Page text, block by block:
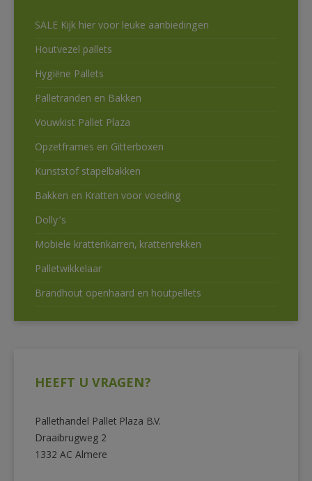
SALE Kijk hier voor leuke aanbiedingen
Houtvezel pallets
Hygiëne Pallets
Palletranden en Bakken
Vouwkist Pallet Plaza
Opzetframes en Gitterboxen
Kunststof stapelbakken
Bakken en Kratten voor voeding
Dolly’s
Mobiele krattenkarren, krattenrekken
Palletwikkelaar
Brandhout openhaard en houtpellets
HEEFT U VRAGEN?
Pallethandel Pallet Plaza B.V.
Draaibrugweg 2
1332 AC Almere